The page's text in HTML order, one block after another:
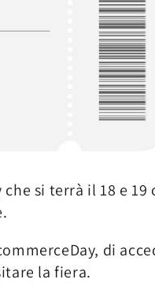
si terrà il 18 e
di
la fiera.